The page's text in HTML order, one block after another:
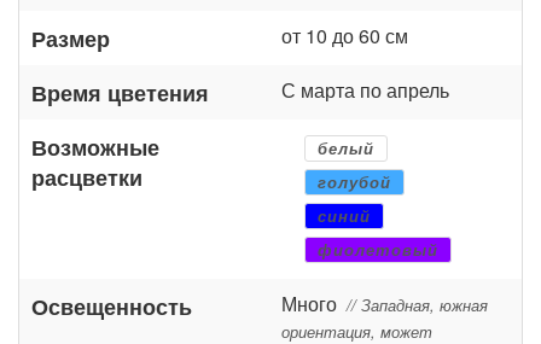
Размер от 10 до 60 см
Время цветения С марта по апрель
Возможные
расцветки
белый
голубой
синий
фиолетовый
Освещенность Много // Западная, южная
ориентация, может